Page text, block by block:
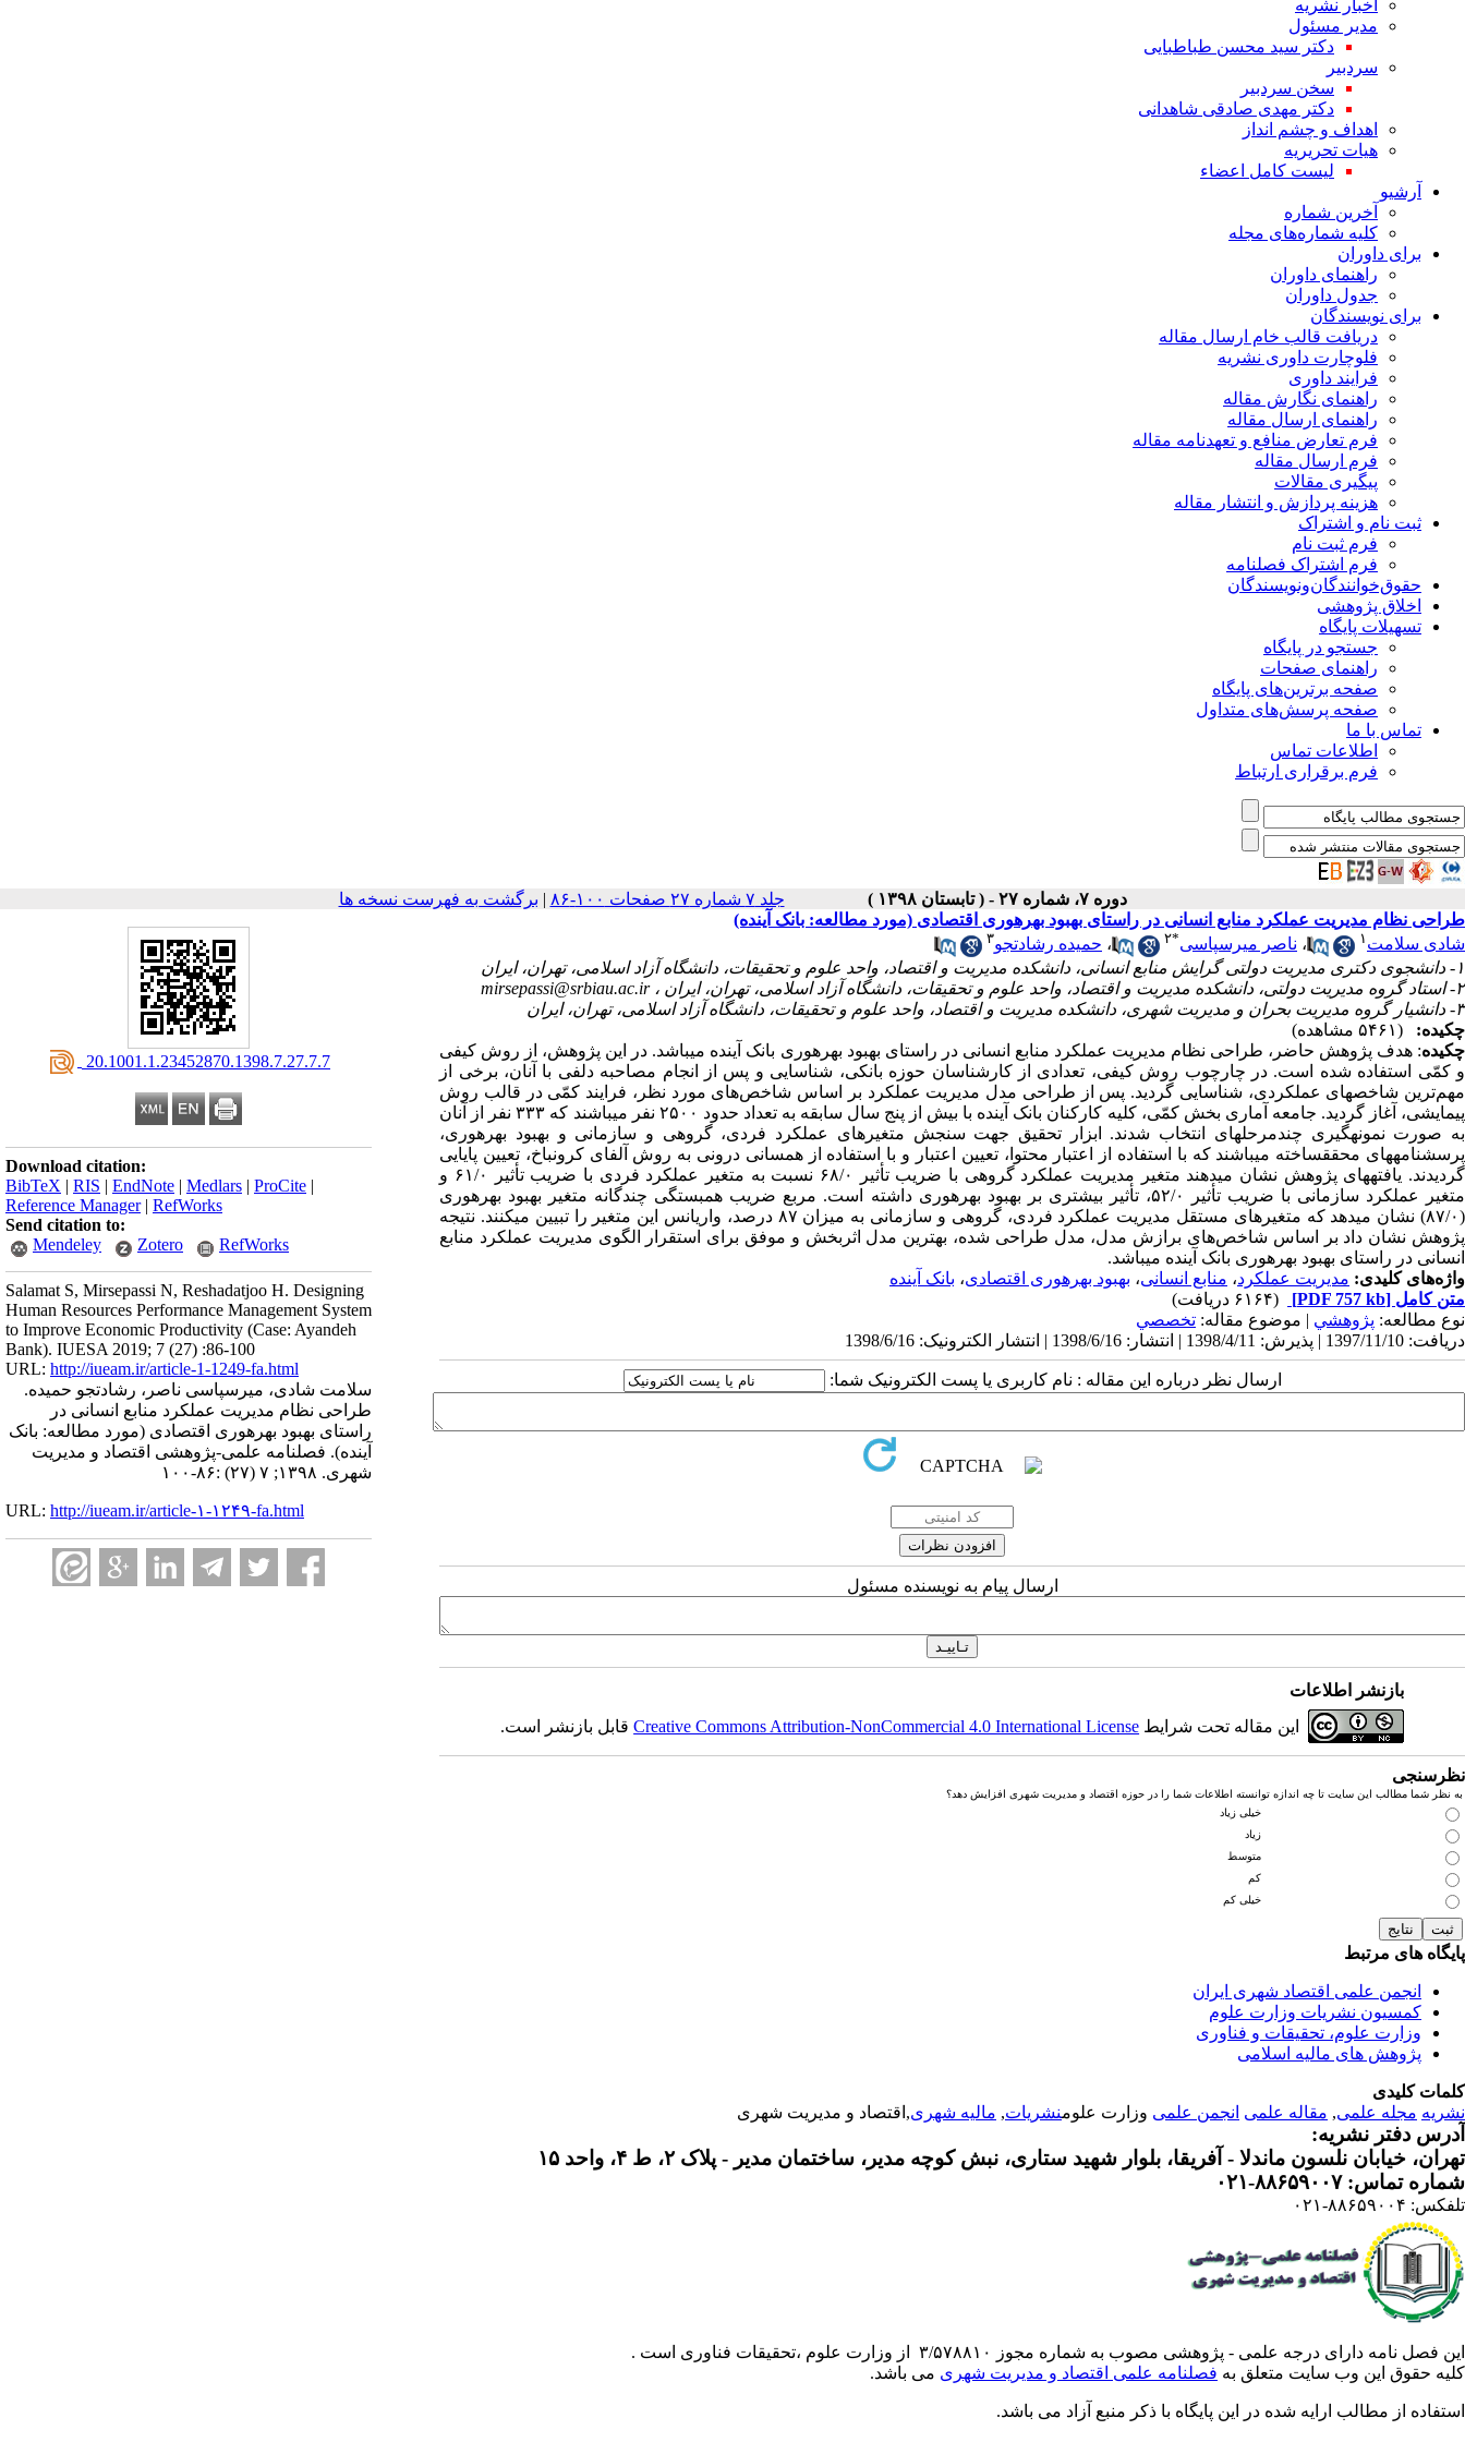
اخبار نشریه
مدیر مسئول
دکتر سید محسن طباطبایی
سردبیر
سخن سردبیر
دکتر مهدی صادقی شاهدانی
اهداف و چشم انداز
هیات تحریریه
لیست کامل اعضاء
آرشیو
آخرین شماره
کلیه شماره‌های مجله
برای داوران
راهنمای داوران
جدول داوران
برای نویسندگان
دریافت قالب خام ارسال مقاله
فلوچارت داوری نشریه
فرایند داوری
راهنمای نگارش مقاله
راهنمای ارسال مقاله
فرم تعارض منافع و تعهدنامه مقاله
فرم ارسال مقاله
پیگیری مقالات
هزینه پردازش و انتشار مقاله
ثبت نام و اشتراک
فرم ثبت نام
فرم اشتراک فصلنامه
حقوق‌خوانندگان‌و‌نویسندگان
اخلاق پژوهشی
تسهیلات پایگاه
جستجو در پایگاه
راهنمای صفحات
صفحه برترین‌های پایگاه
صفحه پرسش‌های متداول
تماس با ما
اطلاعات تماس
فرم برقراری ارتباط
دوره ۷، شماره ۲۷ - ( تابستان ۱۳۹۸ ) جلد ۷ شماره ۲۷ صفحات ۱۰۰-۸۶ | برگشت به فهرست نسخه ها
‎ 20.1001.1.23452870.1398.7.27.7.7
Download citation:
BibTeX | RIS | EndNote | Medlars | ProCite |
Reference Manager| RefWorks
Send citation to:
Mendeley
Zotero RefWorks
Salamat S, Mirsepassi N, Reshadatjoo H. Designing
Human Resources Performance Management System
to Improve Economic Productivity (Case: Ayandeh
Bank). IUESA 2019; 7 (27) :86-100
URL: http://iueam.ir/article-1-1249-fa.html
سلامت شادی، میرسپاسی ناصر، رشادت‎جو حمیده.
طراحی نظام مدیریت عملکرد منابع انسانی در
راستای بهبود بهره‎وری اقتصادی (مورد مطالعه: بانک
آینده). فصلنامه علمی-پژوهشی اقتصاد و مدیریت
شهری. ۱۳۹۸; ۷ (۲۷) :۸۶-۱۰۰
URL: http://iueam.ir/article-۱-۱۲۴۹-fa.html
طراحی نظام مدیریت عملکرد منابع انسانی در راستای بهبود بهره‎وری اقتصادی (مورد مطالعه: بانک آینده)
شادی سلامت ۱ ، ناصر میرسپاسی*۲ ، حمیده رشادت‎جو ۳
۱- دانشجوی دکتری مدیریت دولتی گرایش منابع انسانی، دانشکده مدیریت و اقتصاد، واحد علوم و تحقیقات، دانشگاه آزاد اسلامی، تهران، ایران
۲- استاد گروه مدیریت دولتی، دانشکده مدیریت و اقتصاد، واحد علوم و تحقیقات، دانشگاه آزاد اسلامی، تهران، ایران ،
mirsepassi@srbiau.ac.ir
۳- دانشیار گروه مدیریت بحران و مدیریت شهری، دانشکده مدیریت و اقتصاد، واحد علوم و تحقیقات، دانشگاه آزاد اسلامی، تهران، ایران
چکیده:
(۵۴۶۱ مشاهده)
چکیده
: هدف پژوهش حاضر، طراحی نظام مدیریت عملکرد منابع انسانی در راستای بهبود بهره‎وری بانک آینده می‎باشد. در این پژوهش، از روش کیفی
و کمّی استفاده شده است. در چارچوب روش کیفی، تعدادی از کارشناسان حوزه بانکی، شناسایی و پس از انجام مصاحبه دلفی با آنان، برخی از
مهم‌ترین شاخص‎های عملکردی، شناسایی گردید. پس از طراحی مدل مدیریت عملکرد بر اساس شاخص‌های مورد نظر، فرایند کمّی در قالب روش
پیمایشی، آغاز گردید. جامعه آماری بخش کمّی، کلیه کارکنان بانک آینده با بیش از پنج سال سابقه به تعداد حدود ۲۵۰۰ نفر می‏باشند که ۳۳۳ نفر از آنان
به صورت نمونه‏گیری چندمرحله‏ای انتخاب شدند. ابزار تحقیق جهت سنجش متغیرهای عملکرد فردی، گروهی و سازمانی و بهبود بهره‎وری،
پرسشنامه‎های محقق‏ساخته می‏باشند که با استفاده از اعتبار محتوا، تعیین اعتبار و با استفاده از همسانی درونی به روش آلفای کرونباخ، تعیین پایایی
گردیدند. یافته‎های پژوهش نشان می‎دهند متغیر مدیریت عملکرد گروهی با ضریب تأثیر ۶۸/۰ نسبت به متغیر عملکرد فردی با ضریب تأثیر ۶۱/۰ و
متغیر عملکرد سازمانی با ضریب تأثیر ۵۲/۰، تأثیر بیشتری بر بهبود بهره‎وری داشته است. مربع ضریب همبستگی چندگانه متغیر بهبود بهره‎وری
(۸۷/۰) نشان می‎دهد که متغیرهای مستقل مدیریت عملکرد فردی، گروهی و سازمانی به میزان ۸۷ درصد، واریانس این متغیر را تبیین می‎کنند. نتیجه
پژوهش نشان داد بر اساس شاخص‌های برازش مدل، مدل طراحی شده، بهترین مدل اثربخش و موفق برای استقرار الگوی مدیریت عملکرد منابع
انسانی در راستای بهبود بهره‎وری بانک آینده می‎باشد.
واژه‌های کلیدی: مدیریت عملکرد، منابع انسانی، بهبود بهره‎وری اقتصادی ، بانک آینده
متن کامل [PDF 757 kb]
(۶۱۶۴ دریافت)
نوع مطالعه: پژوهشي | موضوع مقاله: تخصصي
دریافت: 1397/11/10 | پذیرش: 1398/4/11 | انتشار: 1398/6/16 | انتشار الکترونیک: 1398/6/16
ارسال نظر درباره این مقاله : نام کاربری یا پست الکترونیک شما:
ارسال پیام به نویسنده مسئول
بازنشر اطلاعات
این مقاله تحت شرایط Creative Commons Attribution-NonCommercial 4.0 International Licenseقابل بازنشر است.
نظرسنجی
به نظر شما مطالب این سایت تا چه اندازه توانسته اطلاعات شما را در حوزه اقتصاد و مدیریت شهری افزایش دهد؟
خیلی زیاد
زیاد
متوسط
کم
خیلی کم
پایگاه های مرتبط
انجمن علمی اقتصاد شهری ایران
کمسیون نشریات وزارت علوم
وزارت علوم، تحقیقات و فناوری
پژوهش های مالیه اسلامی
کلمات کلیدی
نشریه مجله علمی, مقاله علمی انجمن علمی وزارت علومنشریات, مالیه شهری,اقتصاد و مدیریت شهری
آدرس دفتر نشریه:
تهران، خیابان نلسون ماندلا - آفریقا، بلوار شهید ستاری، نبش کوچه مدیر، ساختمان مدیر - پلاک ۲، ط ۴، واحد ۱۵
شماره تماس: ۸۸۶۵۹۰۰۷-۰۲۱
تلفکس: ۸۸۶۵۹۰۰۴-۰۲۱
این فصل نامه دارای درجه علمی - پژوهشی مصوب به شماره مجوز ۳/۵۷۸۸۱۰ از وزارت علوم ،تحقیقات فناوری است .
کلیه حقوق این وب سایت متعلق به فصلنامه علمی اقتصاد و مدیریت شهری می باشد.
استفاده از مطالب ارایه شده در این پایگاه با ذکر منبع آزاد می باشد.